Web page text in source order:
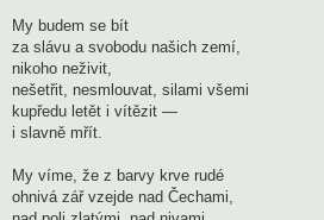
My budem se bít
za slávu a svobodu našich zemí,
nikoho neživit,
nešetřit, nesmlouvat, silami všemi
kupředu letět i vítězit —
i slavně mřít.
My víme, že z barvy krve rudé
ohnivá zář vzejde nad Čechami,